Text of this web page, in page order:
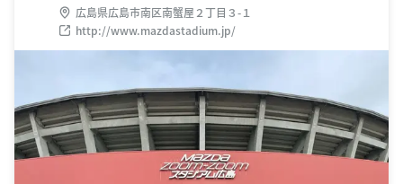
広島県広島市南区南蟹屋２丁目３-１
http://www.mazdastadium.jp/